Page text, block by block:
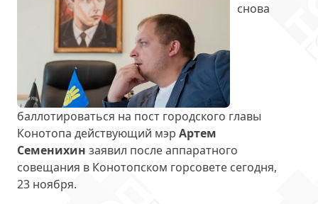
снова
баллотироваться на пост городского главы
Конотопа действующий мэр Артем
Семенихин заявил после аппаратного
совещания в Конотопском горсовете сегодня,
23 ноября.